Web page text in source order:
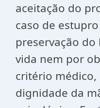
aceitação do
caso de
preservação
vida nem por
critério
dignidade da